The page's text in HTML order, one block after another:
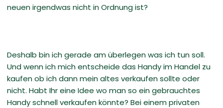
neuen irgendwas nicht in Ordnung ist?
Deshalb bin ich gerade am überlegen was ich tun soll.
Und wenn ich mich entscheide das Handy im Handel zu
kaufen ob ich dann mein altes verkaufen sollte oder
nicht. Habt Ihr eine Idee wo man so ein gebrauchtes
Handy schnell verkaufen könnte? Bei einem privaten